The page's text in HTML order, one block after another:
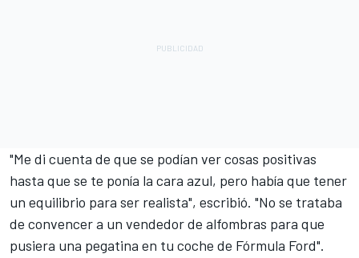
"Me di cuenta de que se podían ver cosas positivas
hasta que se te ponía la cara azul, pero había que tener
un equilibrio para ser realista", escribió. "No se trataba
de convencer a un vendedor de alfombras para que
pusiera una pegatina en tu coche de Fórmula Ford".